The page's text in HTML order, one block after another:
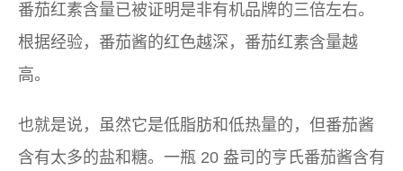
番茄红素含量已被证明是非有机品牌的三倍左右。
根据经验，番茄酱的红色越深，番茄红素含量越
高。
也就是说，虽然它是低脂肪和低热量的，但番茄酱
含有太多的盐和糖。一瓶 20 盎司的亨氏番茄酱含有